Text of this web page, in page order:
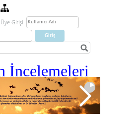
Üye Girişi
İncelemeleri